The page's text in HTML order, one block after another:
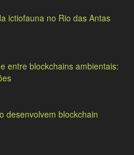
ictiofauna no Rio das Antas
entre blockchains ambientais:
desenvolvem blockchain